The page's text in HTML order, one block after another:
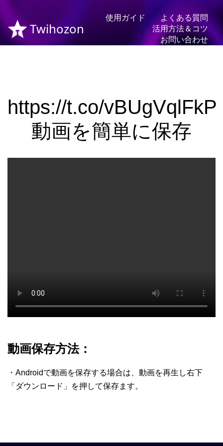
Twihozon
使用ガイド
よくある質問
活用方法＆コツ
お問い合わせ
https://t.co/vBUgVqlFkP
動画を簡単に保存
動画保存方法：
・Androidで動画を保存する場合は、動画を再生し右下
「ダウンロード」を押して保存ます。